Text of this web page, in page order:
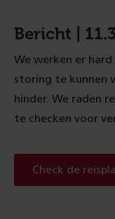
Bericht |
We werken er
storing te kunnen
hinder. We raden
te checken voor
Check de